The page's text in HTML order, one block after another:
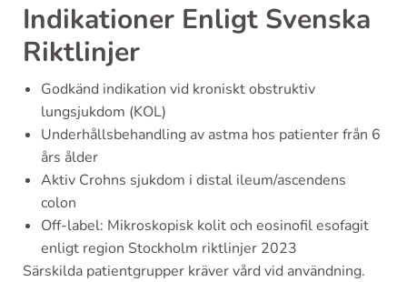
Indikationer Enligt Svenska
Riktlinjer
Godkänd indikation vid kroniskt obstruktiv
lungsjukdom (KOL)
Underhållsbehandling av astma hos patienter från 6
års ålder
Aktiv Crohns sjukdom i distal ileum/ascendens
colon
Off-label: Mikroskopisk kolit och eosinofil esofagit
enligt region Stockholm riktlinjer 2023
Särskilda patientgrupper kräver vård vid användning.